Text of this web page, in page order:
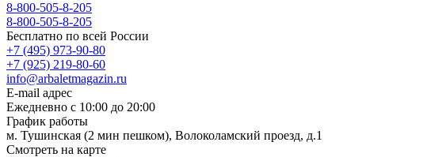
8-800-505-8-205
8-800-505-8-205
Бесплатно по всей России
+7 (495) 973-90-80
+7 (925) 219-80-60
info@arbaletmagazin.ru
E-mail адрес
Ежедневно с 10:00 до 20:00
График работы
м. Тушинская (2 мин пешком), Волоколамский проезд, д.1
Смотреть на карте